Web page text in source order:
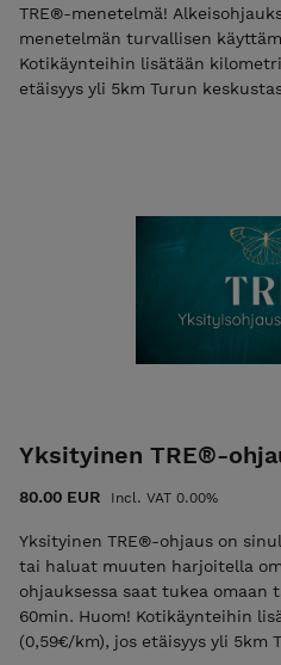
TRE®-menetelmä!
menetelmän turvallisen
Kotikäynteihin lisätään
etäisyys yli 5km Turun
Yksityinen TRE®-
80.00 EUR Incl. VAT 0.00%
Yksityinen TRE®-ohjaus on
tai haluat muuten harjoitella
ohjauksessa saat tukea omaan
60min. Huom! Kotikäynteihin
(0,59€/km), jos etäisyys yli 5km